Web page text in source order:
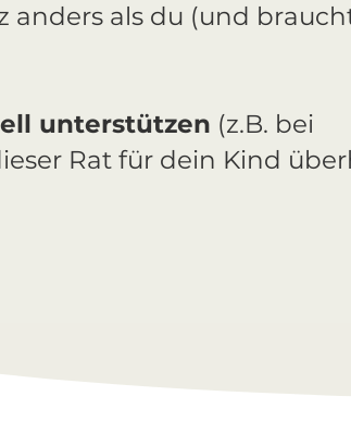
anders als du (und
unterstützen (z.B. bei
Rat für dein Kind